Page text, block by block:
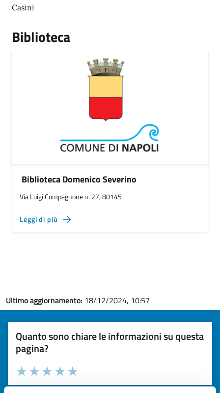
Casini
Biblioteca
Biblioteca Domenico Severino
Via Luigi Compagnone n. 27, 80145
Leggi di più
Ultimo aggiornamento: 18/12/2024, 10:57
Quanto sono chiare le informazioni su questa
pagina?
Valuta la chiarezza delle informazioni (da 1 a 5 stelle)
Seleziona il numero di stelle per valutare la chiarezza delle
Valuta 5 stelle su 5
Valuta 4 stelle su 5
Valuta 3 stelle su 5
Valuta 2 stelle su 5
Valuta 1 stelle su 5